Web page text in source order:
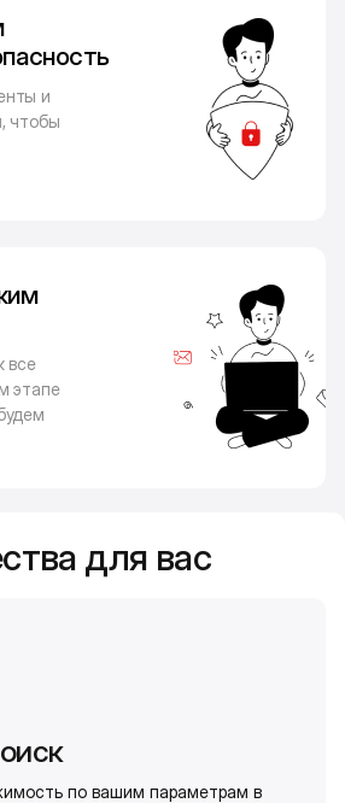
и
чтобы
все
этапе
для вас
по вашим параметрам в